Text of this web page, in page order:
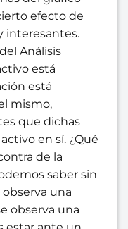
efecto de
interesantes.
Análisis
está
está
mismo,
que dichas
en sí. ¿Qué
de la
saber sin
observa una
observa una